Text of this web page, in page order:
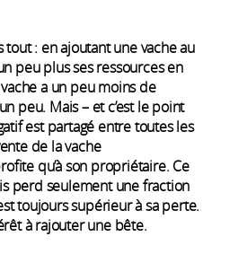
tout : en ajoutant une vache au
peu plus ses ressources en
a un peu moins de
peu. Mais – et c’est le point
est partagé entre toutes les
de la vache
qu’à son propriétaire. Ce
perd seulement une fraction
toujours supérieur à sa perte.
à rajouter une bête.